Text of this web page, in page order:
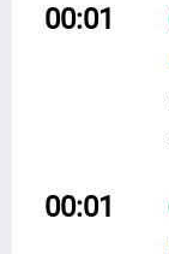
00:01
00:01